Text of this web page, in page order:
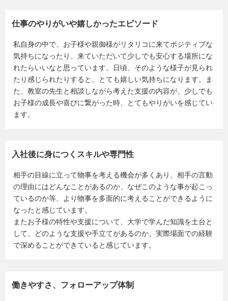
仕事のやりがいや嬉しかったエピソード
私自身の中で、お子様や親御様がリタリコに来てポジティブな
気持ちになったり、来ていただいて少しでも安心する場所にな
れたらいいなと思っています。日頃、そのような様子が見られ
たり感じられたりすると、とても嬉しい気持ちになります。ま
た、教室の先生と相談しながら考えた支援の内容が、少しでも
お子様の成長や喜びに繋がった時、とてもやりがいを感じてい
ます。
入社後に身につくスキルや専門性
相手の目線に立って物事を考える機会が多くあり、相手の言動
の理由にはどんなことがあるのか、なぜこのような事が起こっ
ているのか等、より物事を多面的に考えることができるように
なったと感じています。
またお子様の特性や支援について、大学で学んだ知識を土台と
して、どのような支援や手立てがあるのか、実際場面での経験
で深めることができていると感じています。
働きやすさ、フォローアップ体制